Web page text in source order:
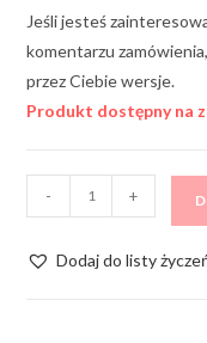
Jeśli jesteś
komentarzu
przez Ciebie wersje.
Produkt dostępny na
- +
Dodaj do listy